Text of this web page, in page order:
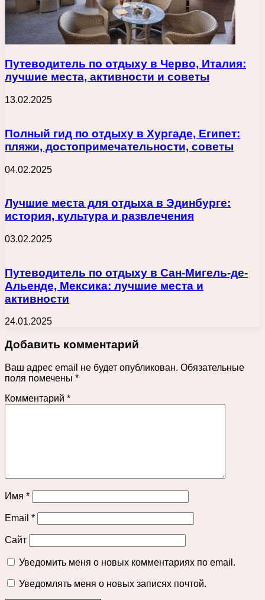
Путеводитель по отдыху в Черво, Италия:
лучшие места, активности и советы
13.02.2025
Полный гид по отдыху в Хургаде, Египет:
пляжи, достопримечательности, советы
04.02.2025
Лучшие места для отдыха в Эдинбурге:
история, культура и развлечения
03.02.2025
Путеводитель по отдыху в Сан-Мигель-де-
Альенде, Мексика: лучшие места и
активности
24.01.2025
Добавить комментарий
Ваш адрес email не будет опубликован. Обязательные
поля помечены *
Комментарий *
Имя *
Email *
Сайт
Уведомить меня о новых комментариях по email.
Уведомлять меня о новых записях почтой.